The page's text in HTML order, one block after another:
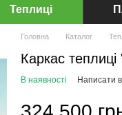
Теплиці
Головна Каталог
Каркас
В наявності Написати